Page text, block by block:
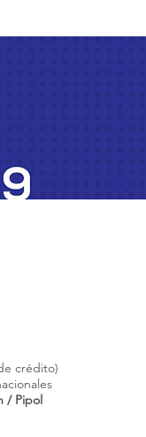
crédito)
/ Pipol